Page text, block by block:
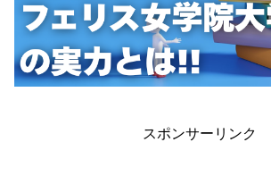
スポンサーリンク